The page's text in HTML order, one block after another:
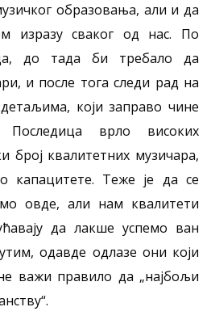
образовања, али и да
изразу сваког од нас. По
до тада би требало да
и после тога следи рад на
који заправо чине
Последица врло високих
број квалитетних музичара,
капацитете. Теже је да се
овде, али нам квалитети
да лакше успемо ван
одавде одлазе они који
важи правило да „најбољи